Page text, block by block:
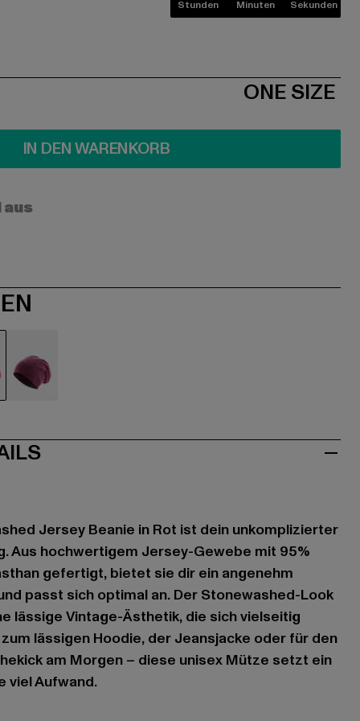
Stunden Minuten Sekunden
ONE SIZE
IN DEN WARENKORB
Jersey Beanie in Rot ist dein unkomplizierter
Aus hochwertigem Jersey-Gewebe mit 95%
gefertigt, bietet sie dir ein angenehm
passt sich optimal an. Der Stonewashed-Look
lässige Vintage-Ästhetik, die sich vielseitig
lässigen Hoodie, der Jeansjacke oder für den
am Morgen – diese unisex Mütze setzt ein
viel Aufwand.